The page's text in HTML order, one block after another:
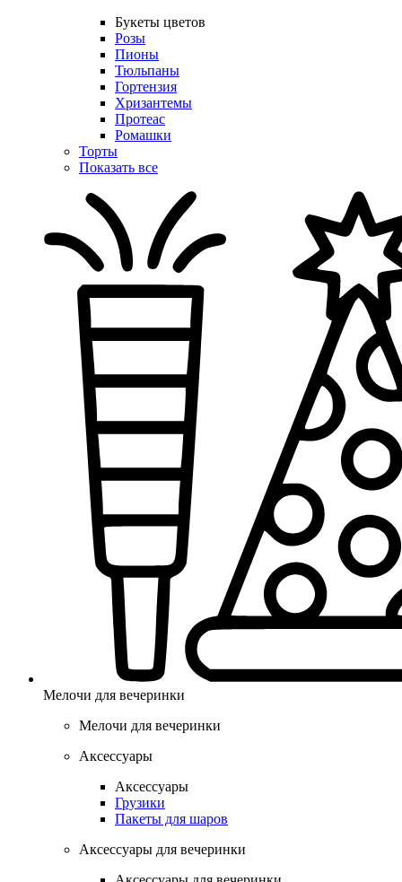
Букеты цветов
Розы
Пионы
Тюльпаны
Гортензия
Хризантемы
Протеас
Ромашки
Торты
Показать все
Мелочи для вечеринки
Мелочи для вечеринки
Аксессуары
Аксессуары
Грузики
Пакеты для шаров
Аксессуары для вечеринки